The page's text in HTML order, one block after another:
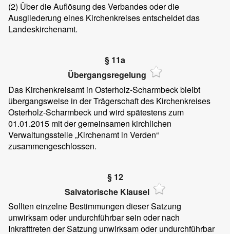
(2) Über die Auflösung des Verbandes oder die
Ausgliederung eines Kirchenkreises entscheidet das
Landeskirchenamt.
§ 11a
Übergangsregelung
Das Kirchenkreisamt in Osterholz-Scharmbeck bleibt
übergangsweise in der Trägerschaft des Kirchenkreises
Osterholz-Scharmbeck und wird spätestens zum
01.01.2015 mit der gemeinsamen kirchlichen
Verwaltungsstelle „Kirchenamt in Verden“
zusammengeschlossen.
§ 12
Salvatorische Klausel
Sollten einzelne Bestimmungen dieser Satzung
unwirksam oder undurchführbar sein oder nach
Inkrafttreten der Satzung unwirksam oder undurchführbar